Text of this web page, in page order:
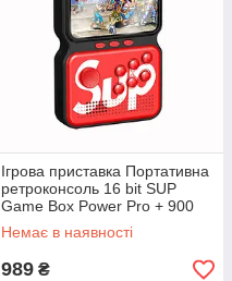
Ігрова приставка Портативна
ретроконсоль 16 bit SUP
Game Box Power Pro + 900
класичних ігор
Немає в наявності
989 ₴